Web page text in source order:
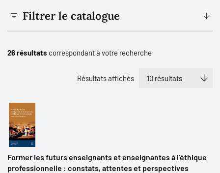
Filtrer le catalogue
26 résultats correspondant à votre recherche
Résultats affichés
Former les futurs enseignants et enseignantes à l’éthique
professionnelle : constats, attentes et perspectives